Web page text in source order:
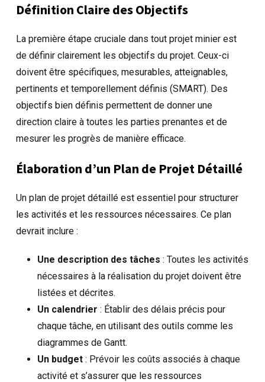
Définition Claire des Objectifs
La première étape cruciale dans tout projet minier est
de définir clairement les objectifs du projet. Ceux-ci
doivent être spécifiques, mesurables, atteignables,
pertinents et temporellement définis (SMART). Des
objectifs bien définis permettent de donner une
direction claire à toutes les parties prenantes et de
mesurer les progrès de manière efficace.
Élaboration d’un Plan de Projet Détaillé
Un plan de projet détaillé est essentiel pour structurer
les activités et les ressources nécessaires. Ce plan
devrait inclure :
Une description des tâches : Toutes les activités
nécessaires à la réalisation du projet doivent être
listées et décrites.
Un calendrier : Établir des délais précis pour
chaque tâche, en utilisant des outils comme les
diagrammes de Gantt.
Un budget : Prévoir les coûts associés à chaque
activité et s’assurer que les ressources